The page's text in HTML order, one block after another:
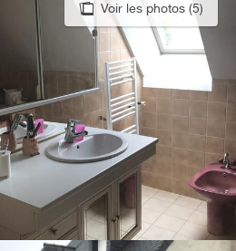
Voir les photos (5)